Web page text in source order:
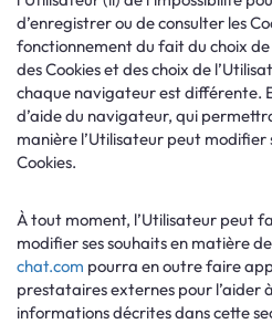
d’enregistrer ou de consulter les
fonctionnement du fait du choix de
des Cookies et des choix de
chaque navigateur est différente.
d’aide du navigateur, qui
manière l’Utilisateur peut modifier
Cookies.
À tout moment, l’Utilisateur peut
modifier ses souhaits en matière
chat.com pourra en outre faire
prestataires externes pour l’aider
informations décrites dans cette